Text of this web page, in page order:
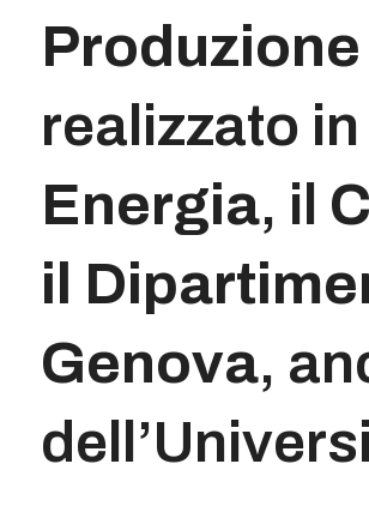
realizzato
Energia, il
il
Genova,